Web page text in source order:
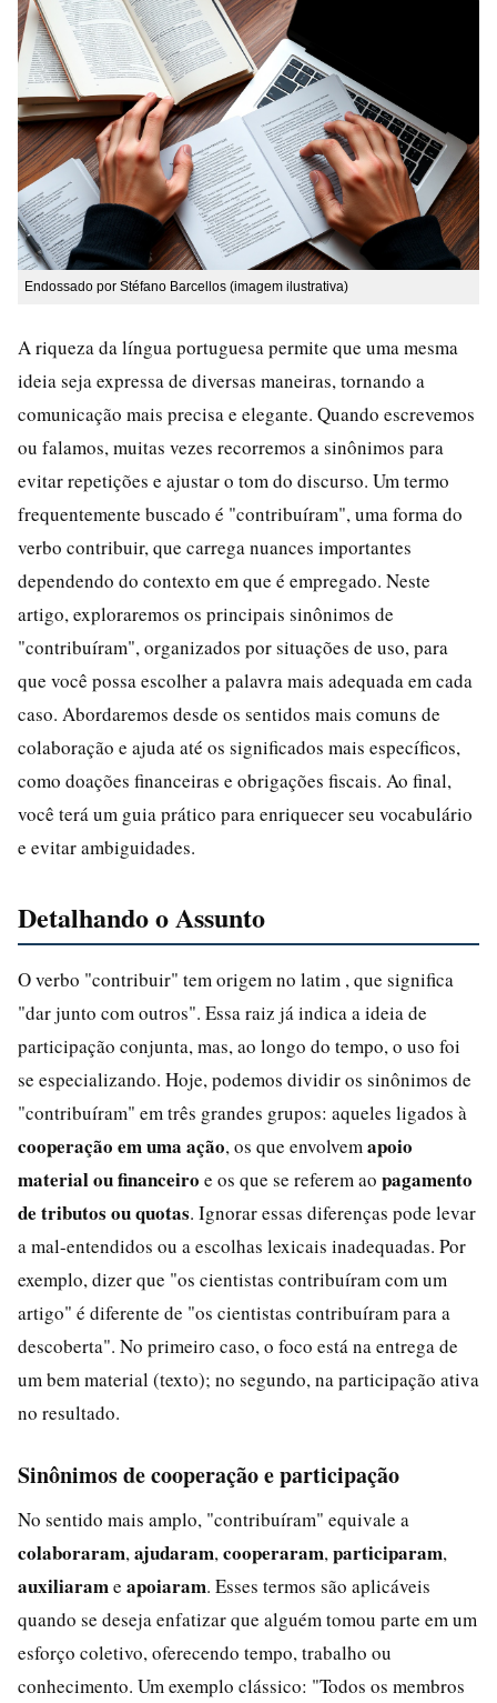
Endossado por Stéfano Barcellos (imagem ilustrativa)
A riqueza da língua portuguesa permite que uma mesma
ideia seja expressa de diversas maneiras, tornando a
comunicação mais precisa e elegante. Quando escrevemos
ou falamos, muitas vezes recorremos a sinônimos para
evitar repetições e ajustar o tom do discurso. Um termo
frequentemente buscado é "contribuíram", uma forma do
verbo contribuir, que carrega nuances importantes
dependendo do contexto em que é empregado. Neste
artigo, exploraremos os principais sinônimos de
"contribuíram", organizados por situações de uso, para
que você possa escolher a palavra mais adequada em cada
caso. Abordaremos desde os sentidos mais comuns de
colaboração e ajuda até os significados mais específicos,
como doações financeiras e obrigações fiscais. Ao final,
você terá um guia prático para enriquecer seu vocabulário
e evitar ambiguidades.
Detalhando o Assunto
O verbo "contribuir" tem origem no latim , que significa
"dar junto com outros". Essa raiz já indica a ideia de
participação conjunta, mas, ao longo do tempo, o uso foi
se especializando. Hoje, podemos dividir os sinônimos de
"contribuíram" em três grandes grupos: aqueles ligados à
cooperação em uma ação, os que envolvem apoio
material ou financeiro e os que se referem ao pagamento
de tributos ou quotas. Ignorar essas diferenças pode levar
a mal-entendidos ou a escolhas lexicais inadequadas. Por
exemplo, dizer que "os cientistas contribuíram com um
artigo" é diferente de "os cientistas contribuíram para a
descoberta". No primeiro caso, o foco está na entrega de
um bem material (texto); no segundo, na participação ativa
no resultado.
Sinônimos de cooperação e participação
No sentido mais amplo, "contribuíram" equivale a
colaboraram, ajudaram, cooperaram, participaram,
auxiliarame apoiaram. Esses termos são aplicáveis
quando se deseja enfatizar que alguém tomou parte em um
esforço coletivo, oferecendo tempo, trabalho ou
conhecimento. Um exemplo clássico: "Todos os membros